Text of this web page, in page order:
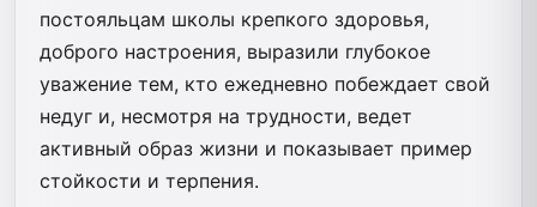
постояльцам школы крепкого здоровья,
доброго настроения, выразили глубокое
уважение тем, кто ежедневно побеждает свой
недуг и, несмотря на трудности, ведет
активный образ жизни и показывает пример
стойкости и терпения.